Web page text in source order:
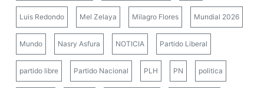
Luis Redondo Mel Zelaya Milagro Flores Mundial 2026
Mundo Nasry Asfura NOTICIA Partido Liberal
partido libre Partido Nacional PLH PN politica